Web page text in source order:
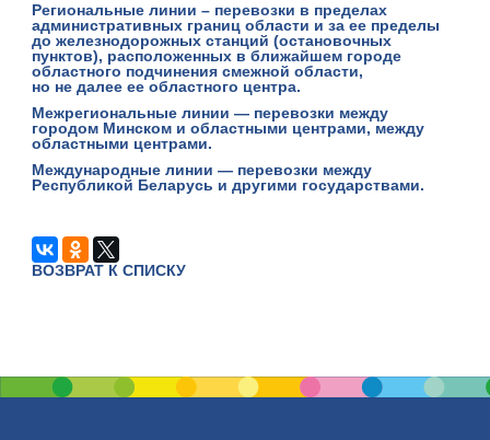
Региональные линии – перевозки в пределах
административных границ области и за ее пределы
до железнодорожных станций (остановочных
пунктов), расположенных в ближайшем городе
областного подчинения смежной области,
но не далее ее областного центра.
Межрегиональные линии — перевозки между
городом Минском и областными центрами, между
областными центрами.
Международные линии — перевозки между
Республикой Беларусь и другими государствами.
ВОЗВРАТ К СПИСКУ